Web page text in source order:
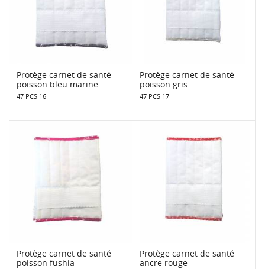
Protège carnet de santé
poisson bleu marine
47 PCS 16
Protège carnet de santé
poisson gris
47 PCS 17
Protège carnet de santé
poisson fushia
Protège carnet de santé
ancre rouge